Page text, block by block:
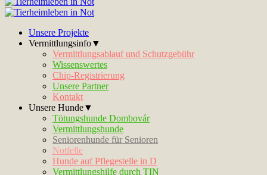
Unsere Projekte
Vermittlungsinfo▼
Vermittlungsablauf und Schutzgebühr
Wissenswertes
Chip-Registrierung
Unsere Partner
Kontakt
Unsere Hunde▼
Tötungshunde Dombovár
Vermittlungshunde
Seniorenhunde für Senioren
Notfelle
Hunde auf Pflegestelle in D
Vermittlungshilfe durch TIN